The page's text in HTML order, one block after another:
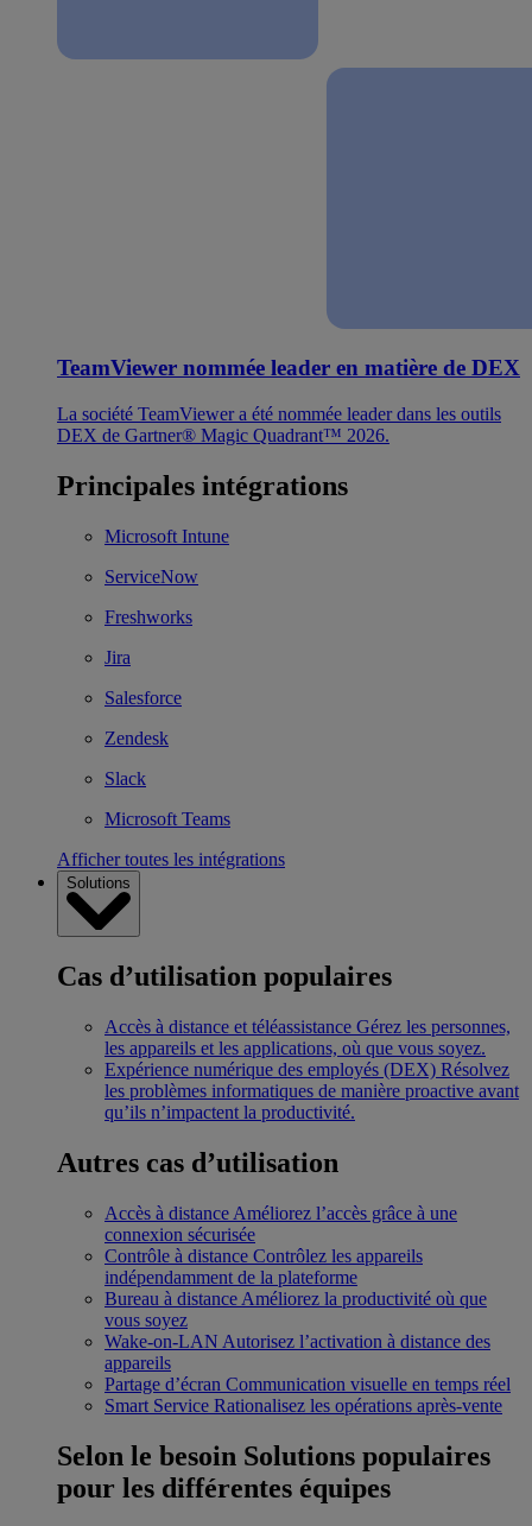
TeamViewer nommée leader en matière de DEX
La société TeamViewer a été nommée leader dans les outils
DEX de Gartner® Magic Quadrant™ 2026.
Principales intégrations
Microsoft Intune
ServiceNow
Freshworks
Jira
Salesforce
Zendesk
Slack
Microsoft Teams
Afficher toutes les intégrations
Solutions
Cas d’utilisation populaires
Accès à distance et téléassistance Gérez les personnes,
les appareils et les applications, où que vous soyez.
Expérience numérique des employés (DEX) Résolvez
les problèmes informatiques de manière proactive avant
qu’ils n’impactent la productivité.
Autres cas d’utilisation
Accès à distance Améliorez l’accès grâce à une
connexion sécurisée
Contrôle à distance Contrôlez les appareils
indépendamment de la plateforme
Bureau à distance Améliorez la productivité où que
vous soyez
Wake-on-LAN Autorisez l’activation à distance des
appareils
Partage d’écran Communication visuelle en temps réel
Smart Service Rationalisez les opérations après-vente
Selon le besoin Solutions populaires
pour les différentes équipes